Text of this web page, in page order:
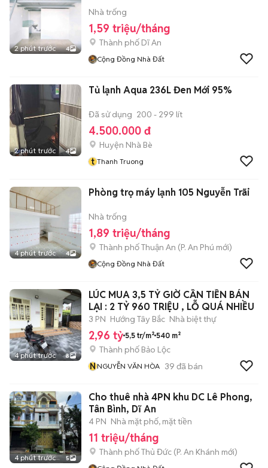
2 phút trước 4
Nhà trống
1,59 triệu/tháng
Thành phố Dĩ An
Cộng Đồng Nhà Đất
2 phút trước 4
Tủ lạnh Aqua 236L Đen Mới 95%
Đã sử dụng 200 - 299 lít
4.500.000 đ
Huyện Nhà Bè
t Thanh Truong
4 phút trước 4
Phòng trọ máy lạnh 105 Nguyễn Trãi
Nhà trống
1,89 triệu/tháng
Thành phố Thuận An (P. An Phú mới)
Cộng Đồng Nhà Đất
4 phút trước 8
LÚC MUA 3,5 TỶ GIỜ CẦN TIỀN BÁN
LẠI : 2 TỶ 960 TRIỆU , LỖ QUÁ NHIỀU
3 PN Hướng Tây Bắc Nhà biệt thự
2,96 tỷ 5,5 tr/m² 540 m²
Thành phố Bảo Lộc
NNGUYỄN VĂN HÒA 39 đã bán
4 phút trước 5
Cho thuê nhà 4PN khu DC Lê Phong,
Tân Bình, Dĩ An
4 PN Nhà mặt phố, mặt tiền
11 triệu/tháng
Thành phố Thủ Đức (P. An Khánh mới)